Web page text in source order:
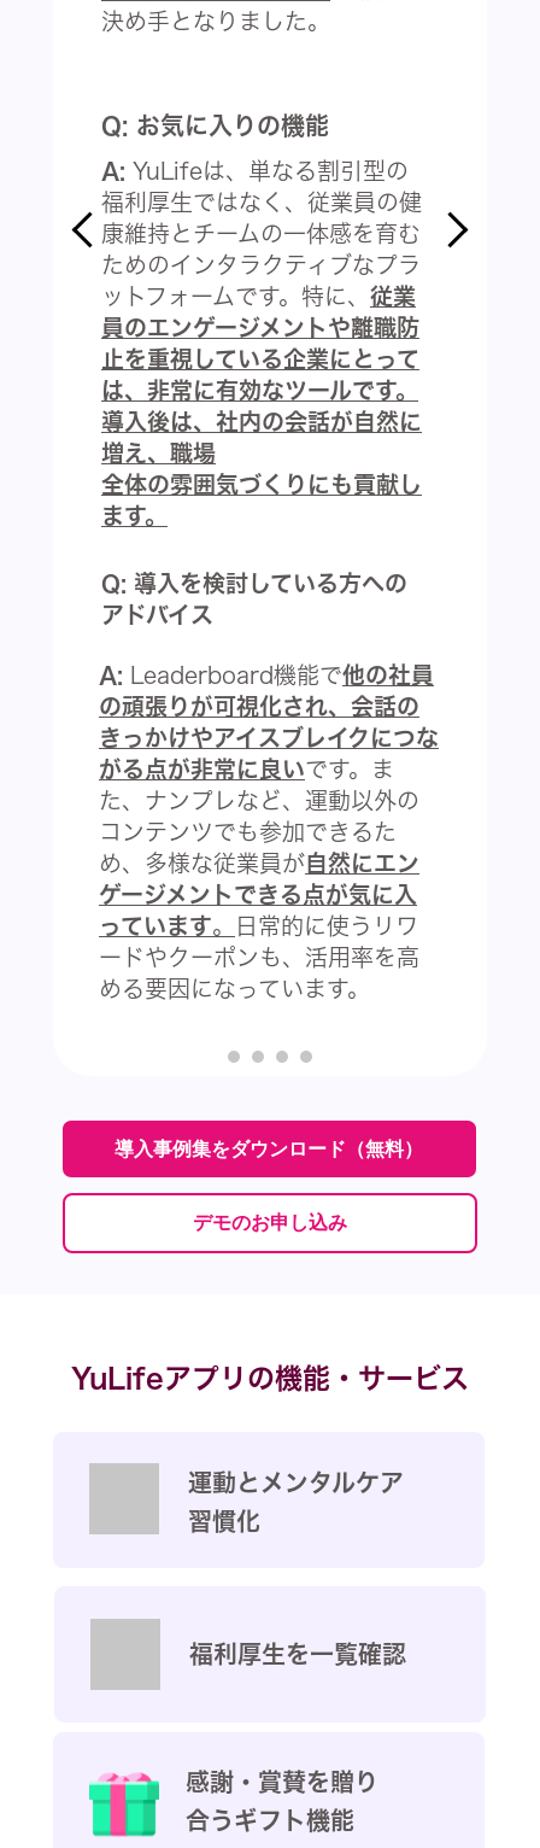
決め手となりました。
Q: お気に入りの機能
A: Leaderboard機能で他の社員
の頑張りが可視化され、会話の
きっかけやアイスブレイクにつな
がる点が非常に良いです。ま
た、ナンプレなど、運動以外の
コンテンツでも参加できるた
め、多様な従業員が自然にエン
ゲージメントできる点が気に入
っています。
日常的に使うリワ
ードやクーポンも、活用率を高
める要因になっています。
Q: 導入を検討している方への
アドバイス
A: YuLifeは、単なる割引型の
福利厚生ではなく、従業員の健
康維持とチームの一体感を育む
ためのインタラクティブなプラ
ットフォームです。特に、 従業
員のエンゲージメントや離職防
止を重視している企業にとって
は、非常に有効なツールです。
導入後は、社内の会話が自然に
増え、職場
全体の雰囲気づくりにも貢献し
ます。
導入事例集をダウンロード（無料）
デモのお申し込み
YuLifeアプリの機能・サービス
感謝・賞賛を贈り
合う ギフト機能
運動とメンタルケア
習慣化
福利厚生を一覧確認